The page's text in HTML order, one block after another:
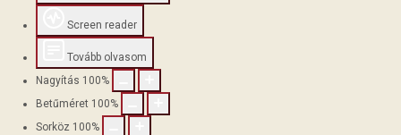
Screen reader
Tovább olvasom
Nagyítás 100%
Betűméret 100%
Sorköz 100%